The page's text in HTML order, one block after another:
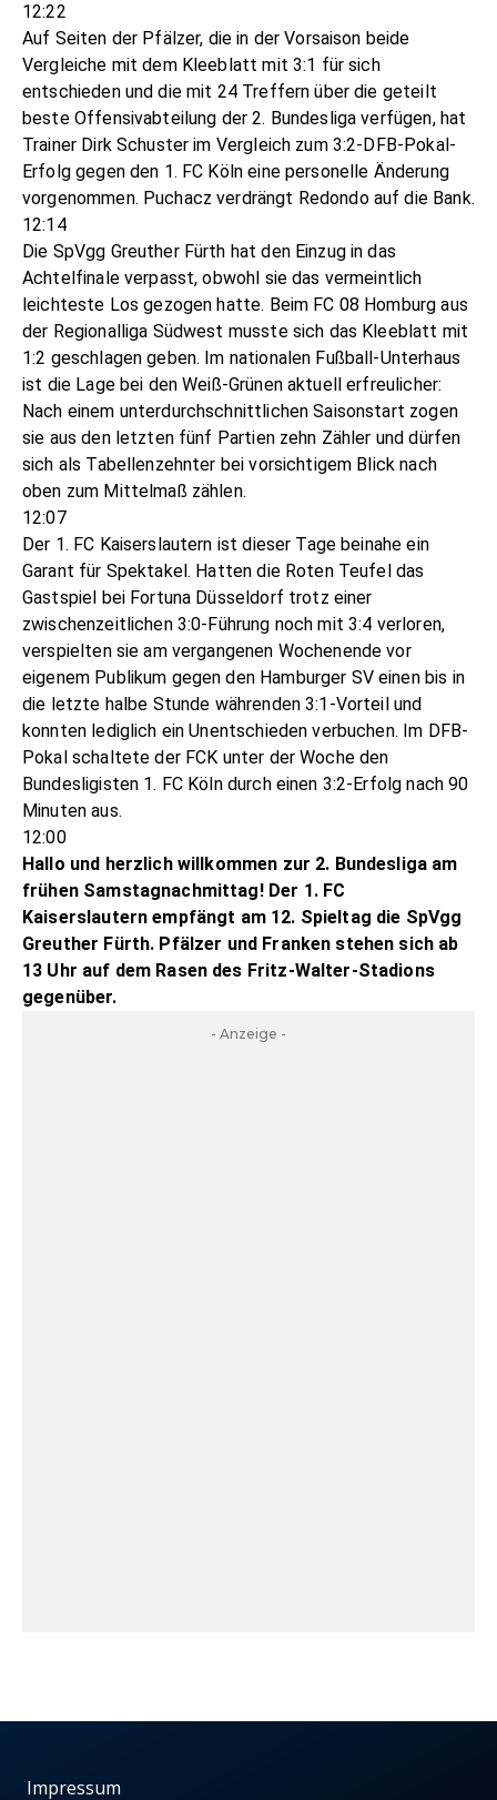
12:22
Auf Seiten der Pfälzer, die in der Vorsaison beide
Vergleiche mit dem Kleeblatt mit 3:1 für sich
entschieden und die mit 24 Treffern über die geteilt
beste Offensivabteilung der 2. Bundesliga verfügen, hat
Trainer Dirk Schuster im Vergleich zum 3:2-DFB-Pokal-
Erfolg gegen den 1. FC Köln eine personelle Änderung
vorgenommen. Puchacz verdrängt Redondo auf die Bank.
12:14
Die SpVgg Greuther Fürth hat den Einzug in das
Achtelfinale verpasst, obwohl sie das vermeintlich
leichteste Los gezogen hatte. Beim FC 08 Homburg aus
der Regionalliga Südwest musste sich das Kleeblatt mit
1:2 geschlagen geben. Im nationalen Fußball-Unterhaus
ist die Lage bei den Weiß-Grünen aktuell erfreulicher:
Nach einem unterdurchschnittlichen Saisonstart zogen
sie aus den letzten fünf Partien zehn Zähler und dürfen
sich als Tabellenzehnter bei vorsichtigem Blick nach
oben zum Mittelmaß zählen.
12:07
Der 1. FC Kaiserslautern ist dieser Tage beinahe ein
Garant für Spektakel. Hatten die Roten Teufel das
Gastspiel bei Fortuna Düsseldorf trotz einer
zwischenzeitlichen 3:0-Führung noch mit 3:4 verloren,
verspielten sie am vergangenen Wochenende vor
eigenem Publikum gegen den Hamburger SV einen bis in
die letzte halbe Stunde währenden 3:1-Vorteil und
konnten lediglich ein Unentschieden verbuchen. Im DFB-
Pokal schaltete der FCK unter der Woche den
Bundesligisten 1. FC Köln durch einen 3:2-Erfolg nach 90
Minuten aus.
12:00
Hallo und herzlich willkommen zur 2. Bundesliga am
frühen Samstagnachmittag! Der 1. FC
Kaiserslautern empfängt am 12. Spieltag die SpVgg
Greuther Fürth. Pfälzer und Franken stehen sich ab
13 Uhr auf dem Rasen des Fritz-Walter-Stadions
gegenüber.
- Anzeige -
Impressum